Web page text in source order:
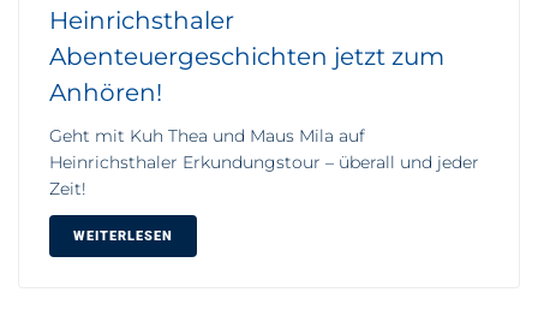
Heinrichsthaler
Abenteuergeschichten jetzt zum
Anhören!
Geht mit Kuh Thea und Maus Mila auf
Heinrichsthaler Erkundungstour – überall und jeder
Zeit!
WEITERLESEN